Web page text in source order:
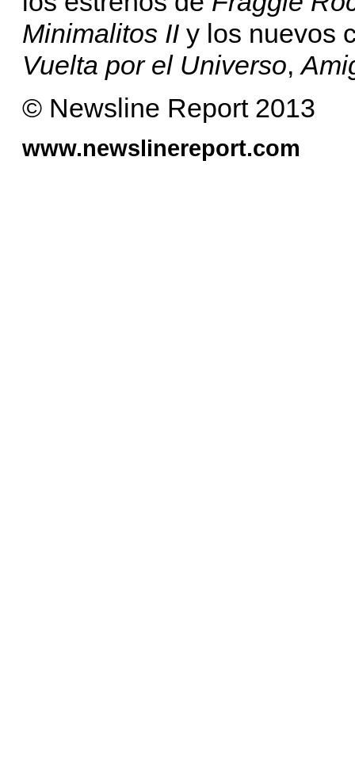
Minimalitos II y los nuevos
Vuelta por el Universo,
© Newsline Report 2013
www.newslinereport.com